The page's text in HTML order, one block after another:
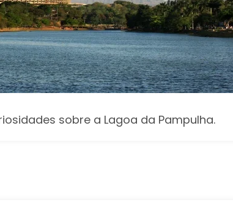
sobre a Lagoa da Pampulha.